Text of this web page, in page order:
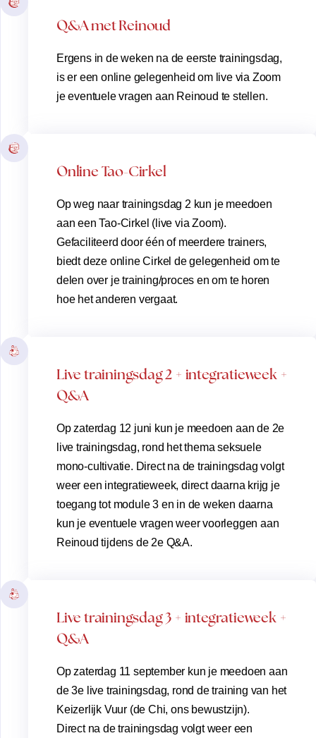
Q&A met Reinoud
Ergens in de weken na de eerste trainingsdag,
is er een online gelegenheid om live via Zoom
je eventuele vragen aan Reinoud te stellen.
Online Tao-Cirkel
Op weg naar trainingsdag 2 kun je meedoen
aan een Tao-Cirkel (live via Zoom).
Gefaciliteerd door één of meerdere trainers,
biedt deze online Cirkel de gelegenheid om te
delen over je training/proces en om te horen
hoe het anderen vergaat.
Live trainingsdag 2 + integratieweek +
Q&A
Op zaterdag 12 juni kun je meedoen aan de 2e
live trainingsdag, rond het thema seksuele
mono-cultivatie. Direct na de trainingsdag volgt
weer een integratieweek, direct daarna krijg je
toegang tot module 3 en in de weken daarna
kun je eventuele vragen weer voorleggen aan
Reinoud tijdens de 2e Q&A.
Live trainingsdag 3 + integratieweek +
Q&A
Op zaterdag 11 september kun je meedoen aan
de 3e live trainingsdag, rond de training van het
Keizerlijk Vuur (de Chi, ons bewustzijn).
Direct na de trainingsdag volgt weer een